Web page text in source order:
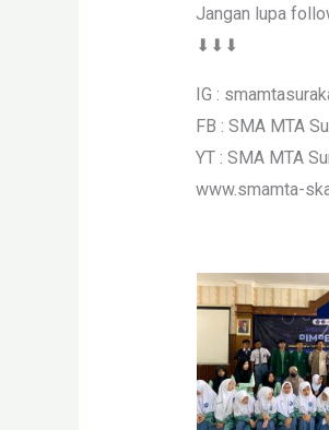
Jangan lupa
⬇⬇⬇
IG :
FB : SMA MTA
YT : SMA MTA
www.smamta-